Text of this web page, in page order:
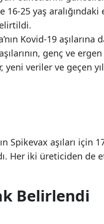
16-25 yaş
Kovid-19 aşılarına
genç ve
veriler ve geçen yıl
Spikevax aşıları için
Her iki üreticiden de
Belirlendi